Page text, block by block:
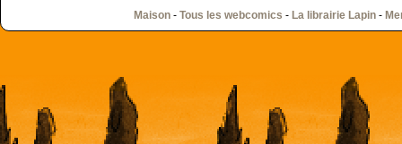
Maison- Tous les webcomics - La librairie Lapin-